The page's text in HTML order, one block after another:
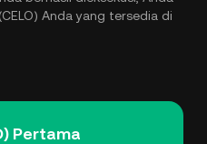
Anda yang tersedia di
Pertama